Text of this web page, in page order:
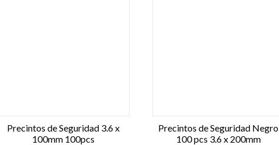
Precintos de Seguridad 3.6 x
100mm 100pcs
Precintos de Seguridad Negro
100 pcs 3.6 x 200mm